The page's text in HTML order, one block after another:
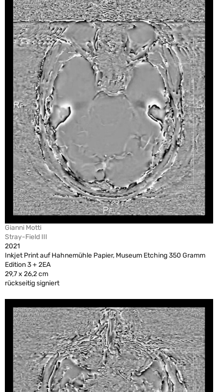
Gianni Motti
Stray-Field III
2021
Inkjet Print auf Hahnemühle Papier, Museum Etching 350 Gramm
Edition 3 + 2EA
29,7 x 26,2 cm
rückseitig signiert